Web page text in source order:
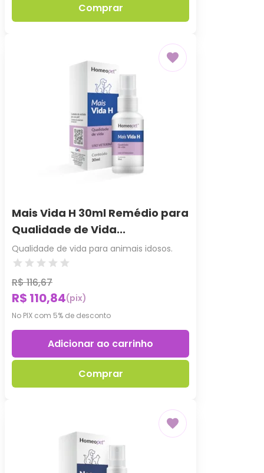
Comprar
Mais Vida H 30ml Remédio para
Qualidade de Vida...
Qualidade de vida para animais idosos.
R$ 116,67
R$ 110,84(pix)
No PIX com 5% de desconto
Adicionar ao carrinho
Comprar